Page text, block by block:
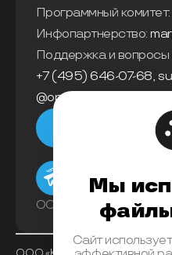
Программный комитет:
Инфопартнерство:
Поддержка и вопросы
+7 (495) 646-07-68,
@ontico_support
Мы в
ООО «Конференции
Мы
Сайт